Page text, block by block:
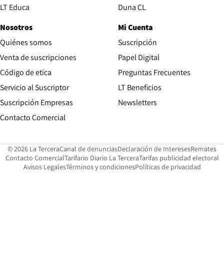
LT Educa
Duna CL
Nosotros
Quiénes somos
Venta de suscripciones
Código de etica Opens in new window
Servicio al Suscriptor
Suscripción Empresas
Contacto Comercial
Mi Cuenta
Suscripción
Papel Digital
Preguntas Frecuentes
LT Beneficios
Newsletters
© 2026 La TerceraCanal de denunciasOpens in new window
Declaración de InteresesOpens in
Remates
Contacto ComercialOpens in new window
Tarifario Diario La TerceraOpens in new window
Tarifas publicidad electoral
Avisos LegalesOpens in new window
Términos y condicionesPolíticas de privacidad